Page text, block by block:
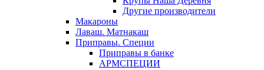
Другие производители
Макароны
Лаваш. Матнакаш
Приправы. Специи
Приправы в банке
АРМСПЕЦИИ